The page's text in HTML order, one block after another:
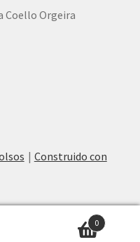
Coello Orgeira
Construido con
0